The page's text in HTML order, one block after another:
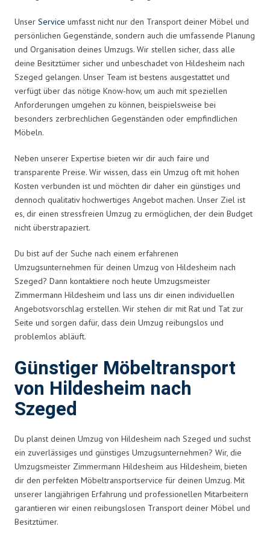
Unser Service umfasst nicht nur den Transport deiner Möbel und
persönlichen Gegenstände, sondern auch die umfassende Planung
und Organisation deines Umzugs. Wir stellen sicher, dass alle
deine Besitztümer sicher und unbeschadet von Hildesheim nach
Szeged gelangen. Unser Team ist bestens ausgestattet und
verfügt über das nötige Know-how, um auch mit speziellen
Anforderungen umgehen zu können, beispielsweise bei
besonders zerbrechlichen Gegenständen oder empfindlichen
Möbeln.
Neben unserer Expertise bieten wir dir auch faire und
transparente Preise. Wir wissen, dass ein Umzug oft mit hohen
Kosten verbunden ist und möchten dir daher ein günstiges und
dennoch qualitativ hochwertiges Angebot machen. Unser Ziel ist
es, dir einen stressfreien Umzug zu ermöglichen, der dein Budget
nicht überstrapaziert.
Du bist auf der Suche nach einem erfahrenen
Umzugsunternehmen für deinen Umzug von Hildesheim nach
Szeged? Dann kontaktiere noch heute Umzugsmeister
Zimmermann Hildesheim und lass uns dir einen individuellen
Angebotsvorschlag erstellen. Wir stehen dir mit Rat und Tat zur
Seite und sorgen dafür, dass dein Umzug reibungslos und
problemlos abläuft.
Günstiger Möbeltransport
von Hildesheim nach
Szeged
Du planst deinen Umzug von Hildesheim nach Szeged und suchst
ein zuverlässiges und günstiges Umzugsunternehmen? Wir, die
Umzugsmeister Zimmermann Hildesheim aus Hildesheim, bieten
dir den perfekten Möbeltransportservice für deinen Umzug. Mit
unserer langjährigen Erfahrung und professionellen Mitarbeitern
garantieren wir einen reibungslosen Transport deiner Möbel und
Besitztümer.